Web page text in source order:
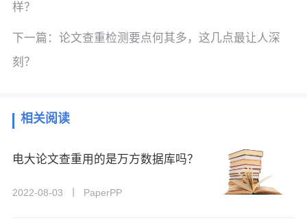
样？
下一篇： 论文查重检测要点何其多，这几点最让人深
刻？
相关阅读
电大论文查重用的是万方数据库吗？
2022-08-03 丨 PaperPP